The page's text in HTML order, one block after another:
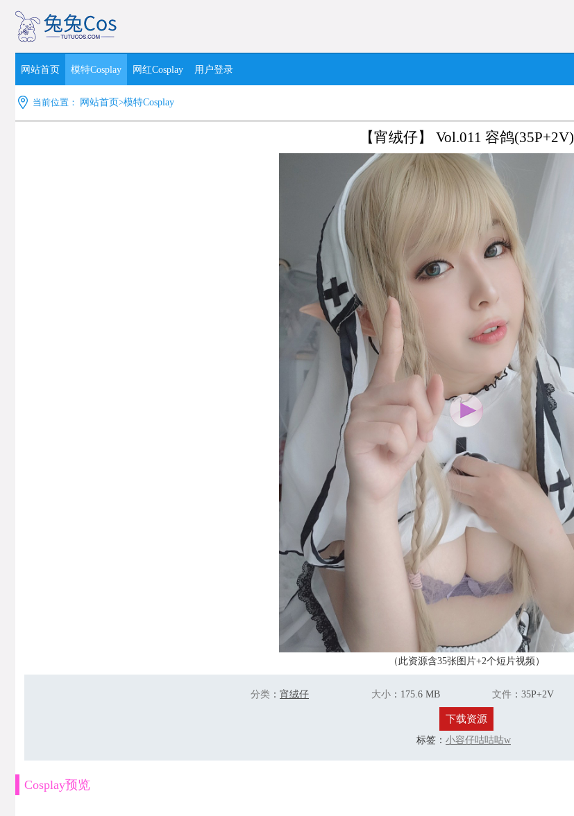
网站首页 模特Cosplay 网红Cosplay 用户登录
当前位置： 网站首页>模特Cosplay
【宵绒仔】 Vol.011 容鸽(35P+2V)
（此资源含35张图片+2个短片视频）
分类 ： 宵绒仔 大小 ： 175.6 MB 文件 ： 35P+2V
下载资源
标签： 小容仔咕咕咕w
Cosplay预览